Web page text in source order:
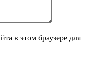
в этом браузере для